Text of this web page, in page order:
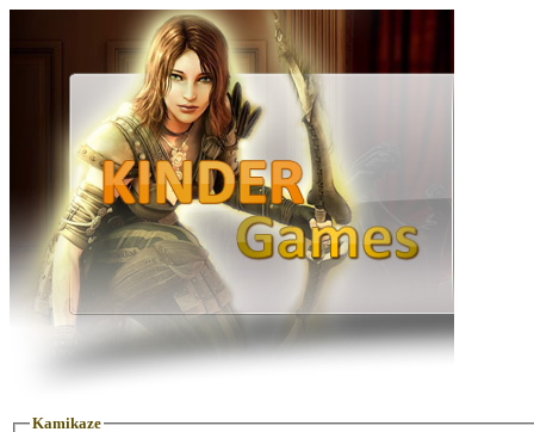
Kamikaze